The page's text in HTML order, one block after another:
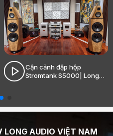
Cận cảnh đập hộp
Stromtank S5000| Long
AUDIO VIỆT NAM